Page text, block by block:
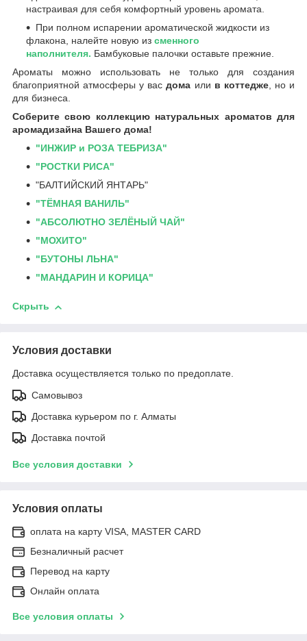
настраивая для себя комфортный уровень аромата.
При полном испарении ароматической жидкости из
флакона, налейте новую из сменного
наполнителя. Бамбуковые палочки оставьте прежние.
Ароматы можно использовать не только для создания
благоприятной атмосферы у васдома или в коттедже, но и
для бизнеса.
Соберите свою коллекцию натуральных ароматов для
аромадизайна Вашего дома!
"ИНЖИР и РОЗА ТЕБРИЗА"
"РОСТКИ РИСА"
"БАЛТИЙСКИЙ ЯНТАРЬ"
"ТЁМНАЯ ВАНИЛЬ"
"АБСОЛЮТНО ЗЕЛЁНЫЙ ЧАЙ"
"МОХИТО"
"БУТОНЫ ЛЬНА"
"МАНДАРИН И КОРИЦА"
Скрыть
Условия доставки
Доставка осуществляется только по предоплате.
Самовывоз
Доставка курьером по г. Алматы
Доставка почтой
Все условия доставки
Условия оплаты
оплата на карту VISA, MASTER CARD
Безналичный расчет
Перевод на карту
Онлайн оплата
Все условия оплаты